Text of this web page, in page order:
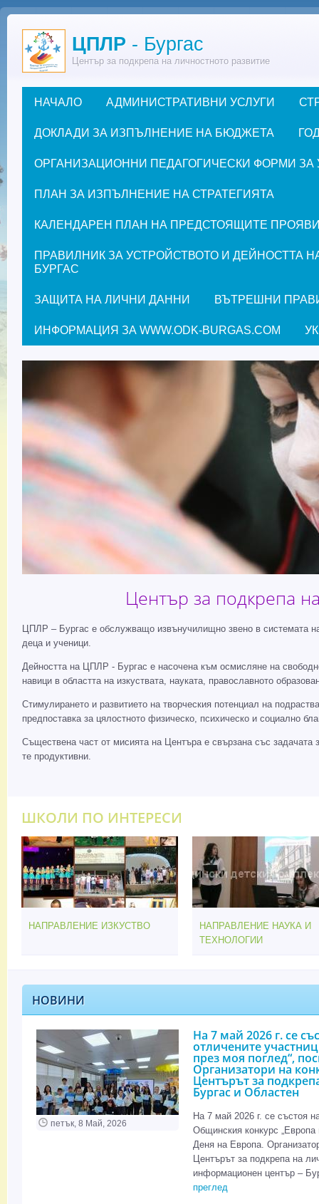
Премини към основното съдържание
ЦПЛР - Бургас
Център за подкрепа на личностното развитие
Основно меню
НАЧАЛО АДМИНИСТРАТИВНИ УСЛУГИ
ДОКЛАДИ ЗА ИЗПЪЛНЕНИЕ НА БЮДЖЕТА
ОРГАНИЗАЦИОННИ ПЕДАГОГИЧЕСКИ ФОРМИ ЗА
ПЛАН ЗА ИЗПЪЛНЕНИЕ НА СТРАТЕГИЯТА
КАЛЕНДАРЕН ПЛАН НА ПРЕДСТОЯЩИТЕ ПРОЯВИ
ПРАВИЛНИК ЗА УСТРОЙСТВОТО И ДЕЙНОСТТА
БУРГАС
ЗАЩИТА НА ЛИЧНИ ДАННИ ВЪТРЕШНИ
ИНФОРМАЦИЯ ЗА WWW.ODK-BURGAS.COM
Център за подкрепа
ЦПЛР – Бургас е обслужващо извънучилищно звено в системата
деца и ученици.
Дейността на ЦПЛР - Бургас е насочена към осмисляне на
навици в областта на изкуствата, науката, православното
Стимулирането и развитието на творческия потенциал на
предпоставка за цялостното физическо, психическо и социално
Съществена част от мисията на Центъра е свързана със задачата
те продуктивни.
ШКОЛИ ПО ИНТЕРЕСИ
НАПРАВЛЕНИЕ ИЗКУСТВО
НАПРАВЛЕНИЕ НАУКА И
ТЕХНОЛОГИИ
НОВИНИ
петък, 8 Май, 2026
На 7 май 2026 г. се
отличените
през моя поглед“,
Организатори на
Центърът за
Бургас и Областен
На 7 май 2026 г. се състоя
Общинския конкурс
Деня на Европа.
Центърът за подкрепа на
информационен център –
преглед